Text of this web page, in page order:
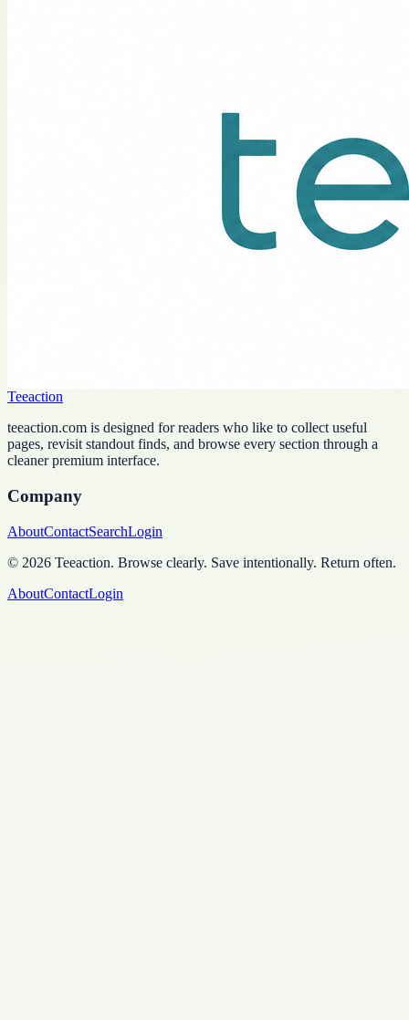
Teeaction
teeaction.com is designed for readers who like to collect useful
pages, revisit standout finds, and browse every section through a
cleaner premium interface.
Company
AboutContactSearchLogin
© 2026 Teeaction. Browse clearly. Save intentionally. Return often.
AboutContactLogin